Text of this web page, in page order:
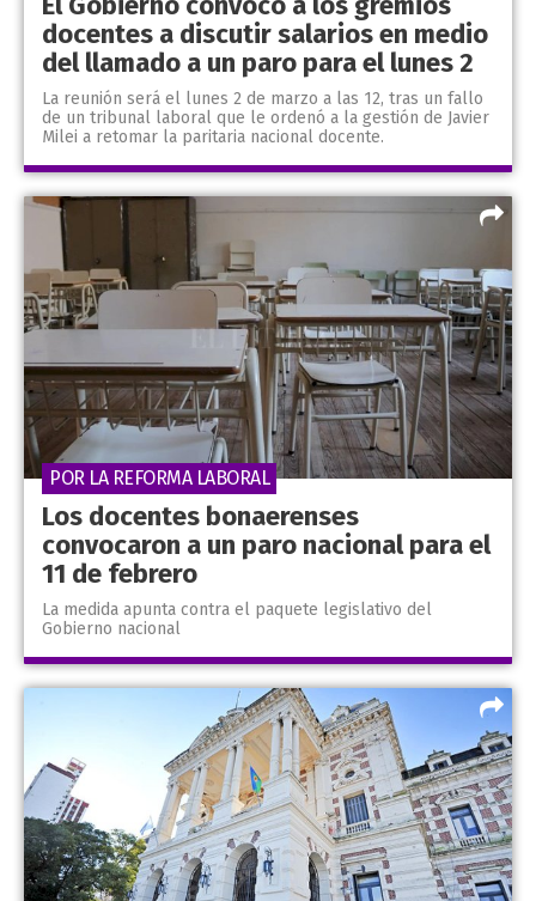
docentes a discutir salarios en medio
del llamado a un paro para el lunes 2
La reunión será el lunes 2 de marzo a las 12, tras un fallo
de un tribunal laboral que le ordenó a la gestión de Javier
Milei a retomar la paritaria nacional docente.
Los docentes bonaerenses
convocaron a un paro nacional para el
11 de febrero
La medida apunta contra el paquete legislativo del
Gobierno nacional
POR LA REFORMA LABORAL